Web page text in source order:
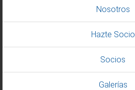
Nosotros
Hazte Socio
Socios
Galerías